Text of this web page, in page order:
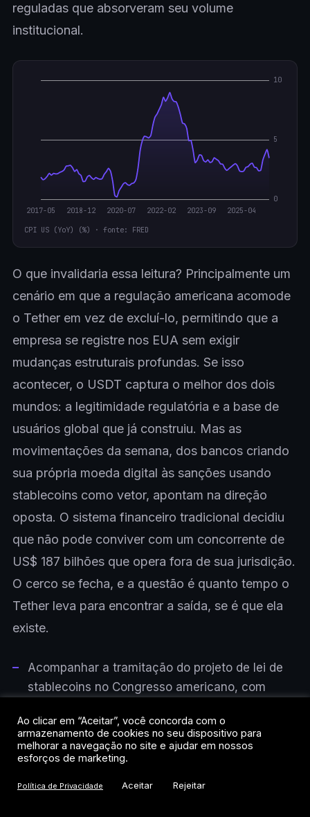
reguladas que absorveram seu volume
institucional.
CPI US (YoY) (%) · fonte: FRED
O que invalidaria essa leitura? Principalmente um
cenário em que a regulação americana acomode
o Tether em vez de excluí-lo, permitindo que a
empresa se registre nos EUA sem exigir
mudanças estruturais profundas. Se isso
acontecer, o USDT captura o melhor dos dois
mundos: a legitimidade regulatória e a base de
usuários global que já construiu. Mas as
movimentações da semana, dos bancos criando
sua própria moeda digital às sanções usando
stablecoins como vetor, apontam na direção
oposta. O sistema financeiro tradicional decidiu
que não pode conviver com um concorrente de
US$ 187 bilhões que opera fora de sua jurisdição.
O cerco se fecha, e a questão é quanto tempo o
Tether leva para encontrar a saída, se é que ela
existe.
Acompanhar a tramitação do projeto de lei de
stablecoins no Congresso americano, com
2026.
Monitorar se a Tether Limited publica auditoria
trimestrais nos próximos meses.
Ao clicar em “Aceitar”, você concorda com o
armazenamento de cookies no seu dispositivo para
melhorar a navegação no site e ajudar em nossos
esforços de marketing.
Política de Privacidade Aceitar Rejeitar